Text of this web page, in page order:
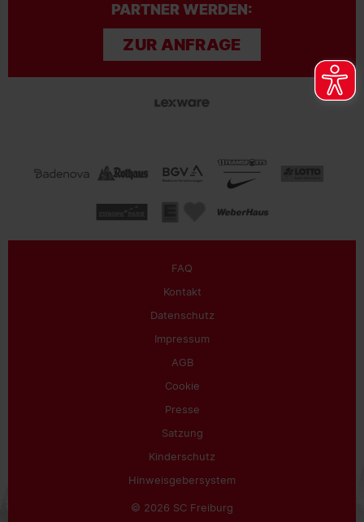
PARTNER WERDEN:
ZUR ANFRAGE
FAQ
Kontakt
Datenschutz
Impressum
AGB
Cookie
Presse
Satzung
Kinderschutz
Hinweisgebersystem
© 2026 SC Freiburg